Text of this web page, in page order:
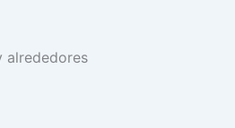
alrededores